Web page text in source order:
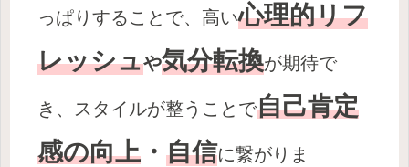
っぱりすることで、高い心理的リフ
レッシュや気分転換が期待で
き、スタイルが整うことで自己肯定
感の向上 ・ 自信に繋がりま